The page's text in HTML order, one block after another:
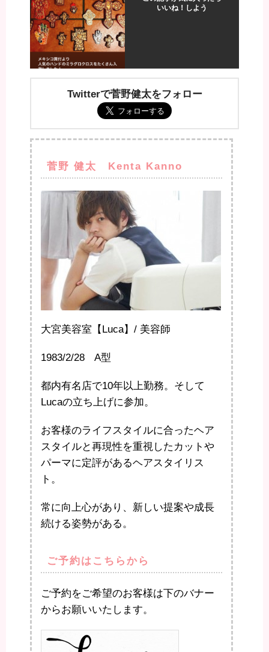
いいね！しよう
Twitterで菅野健太をフォロー
菅野 健太 Kenta Kanno
大宮美容室【Luca】/ 美容師
1983/2/28 A型
都内有名店で10年以上勤務。そして
Lucaの立ち上げに参加。
お客様のライフスタイルに合ったヘア
スタイルと再現性を重視したカットや
パーマに定評があるヘアスタイリス
ト。
常に向上心があり、新しい提案や成長
続ける姿勢がある。
ご予約はこちらから
ご予約をご希望のお客様は下のバナー
からお願いいたします。